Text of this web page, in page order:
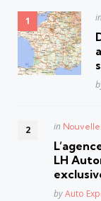
in
Posted
in
LH
Posted
byAuto